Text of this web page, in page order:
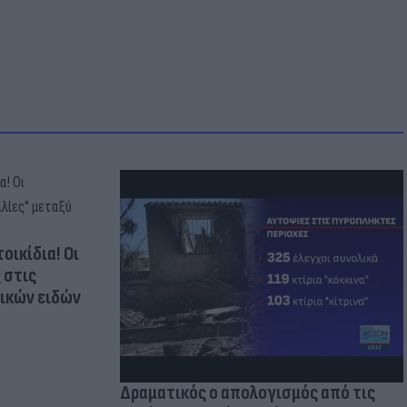
Οι
ειδών
Δραματικός ο απολογισμός από τις